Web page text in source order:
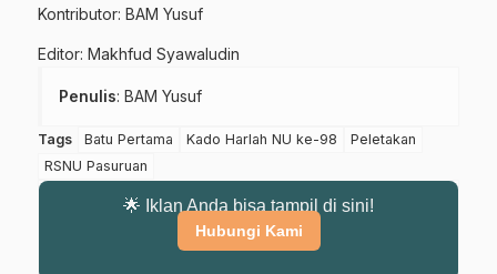
Kontributor: BAM Yusuf
Editor: Makhfud Syawaludin
Penulis: BAM Yusuf
Tags Batu Pertama Kado Harlah NU ke-98
Peletakan
RSNU Pasuruan
🌟 Iklan Anda bisa tampil di sini!
Hubungi Kami